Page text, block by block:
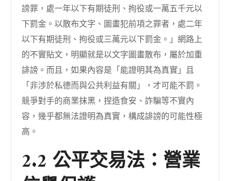
謗罪，處一年以下有期徒刑、拘役或一萬五千元以
下罰金。以散布文字、圖畫犯前項之罪者，處二年
以下有期徒刑、拘役或三萬元以下罰金。」網路上
的不實貼文，明顯就是以文字圖畫散布，屬於加重
誹謗。而且，如果內容是「能證明其為真實」且
「非涉於私德而與公共利益有關」，才可能不罰。
競爭對手的商業抹黑，捏造食安、詐騙等不實內
容，幾乎都無法證明為真實，構成誹謗的可能性極
高。
2.2 公平交易法：營業